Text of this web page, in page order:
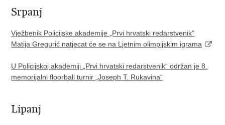
Srpanj
Vježbenik Policijske akademije „Prvi hrvatski redarstvenik“
Matija Gregurić natjecat će se na Ljetnim olimpijskim igrama
U Policijskoj akademiji „Prvi hrvatski redarstvenik“ održan je 8.
memorijalni floorball turnir „Joseph T. Rukavina“
Lipanj